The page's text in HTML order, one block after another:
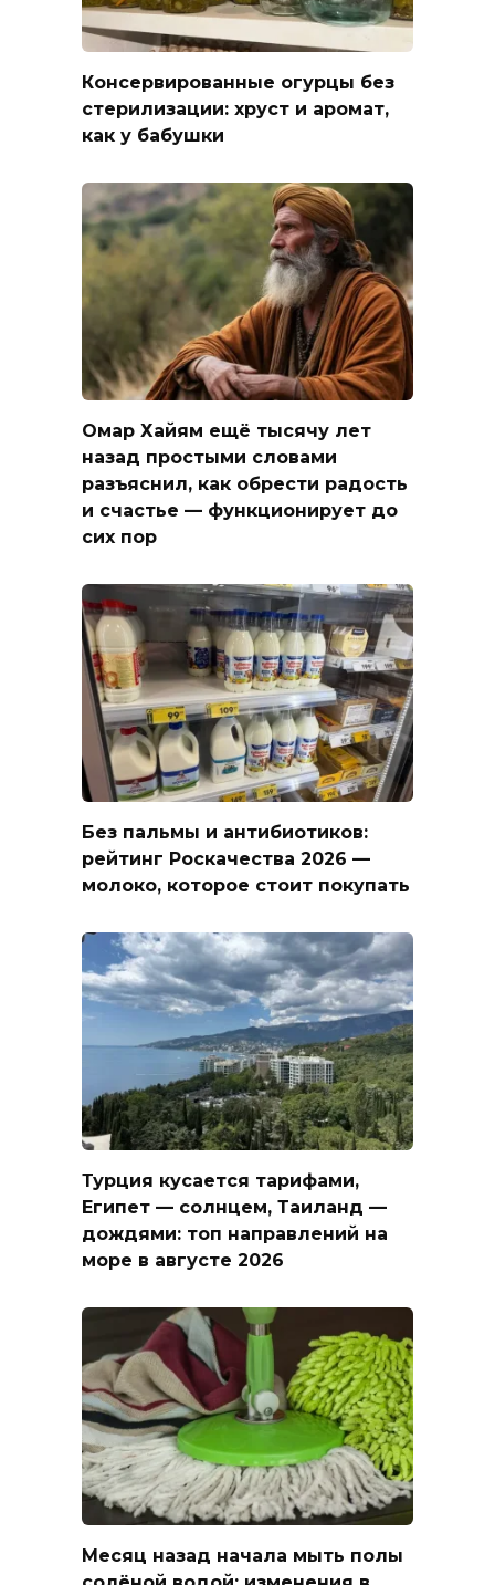
Консервированные огурцы без
стерилизации: хруст и аромат,
как у бабушки
Омар Хайям ещё тысячу лет
назад простыми словами
разъяснил, как обрести радость
и счастье — функционирует до
сих пор
Без пальмы и антибиотиков:
рейтинг Роскачества 2026 —
молоко, которое стоит покупать
Турция кусается тарифами,
Египет — солнцем, Таиланд —
дождями: топ направлений на
море в августе 2026
Месяц назад начала мыть полы